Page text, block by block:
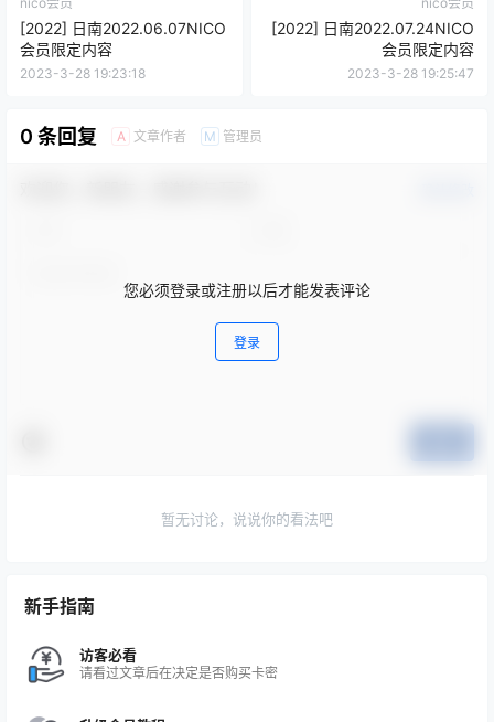
[2022] 日南2022.06.07NICO
会员限定内容
2023-3-28 19:23:18
[2022] 日南2022.07.24NICO
会员限定内容
2023-3-28 19:25:47
0 条回复 A 文章作者 M 管理员
您必须登录或注册以后才能发表评论
登录
暂无讨论，说说你的看法吧
新手指南
访客必看
请看过文章后在决定是否购买卡密